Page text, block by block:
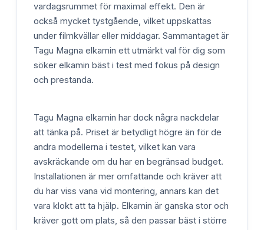
vardagsrummet för maximal effekt. Den är
också mycket tystgående, vilket uppskattas
under filmkvällar eller middagar. Sammantaget är
Tagu Magna elkamin ett utmärkt val för dig som
söker elkamin bäst i test med fokus på design
och prestanda.
Tagu Magna elkamin har dock några nackdelar
att tänka på. Priset är betydligt högre än för de
andra modellerna i testet, vilket kan vara
avskräckande om du har en begränsad budget.
Installationen är mer omfattande och kräver att
du har viss vana vid montering, annars kan det
vara klokt att ta hjälp. Elkamin är ganska stor och
kräver gott om plats, så den passar bäst i större